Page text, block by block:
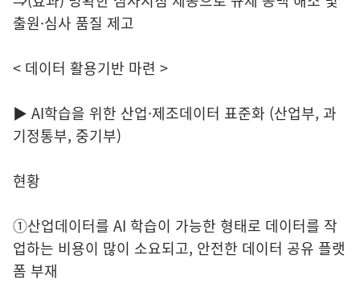
출원·심사 품질 제고
< 데이터 활용기반 마련 >
▶ AI학습을 위한 산업·제조데이터 표준화 (산업부, 과
기정통부, 중기부)
현황
①산업데이터를 AI 학습이 가능한 형태로 데이터를 작
업하는 비용이 많이 소요되고, 안전한 데이터 공유 플랫
폼 부재